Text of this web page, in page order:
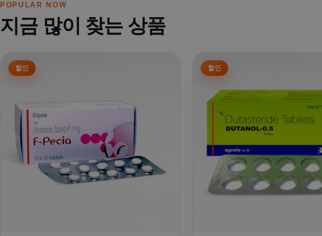
POPULAR NOW
지금 많이 찾는 상품
여러 상품 옵션이 이 상품에 있습니다. 상품 페이지에서 옵션을 선택할 수
여러 상품 옵션이 이 상품에